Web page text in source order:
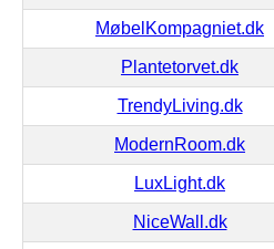
MøbelKompagniet.dk
Plantetorvet.dk
TrendyLiving.dk
ModernRoom.dk
LuxLight.dk
NiceWall.dk